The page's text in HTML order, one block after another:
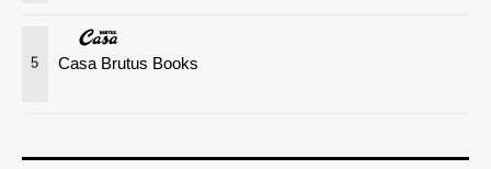
5 Casa Brutus Books